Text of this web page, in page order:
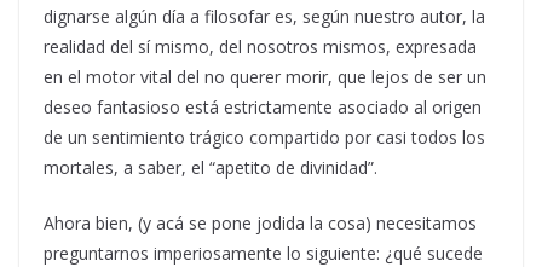
dignarse algún día a filosofar es, según nuestro autor, la
realidad del sí mismo, del nosotros mismos, expresada
en el motor vital del no querer morir, que lejos de ser un
deseo fantasioso está estrictamente asociado al origen
de un sentimiento trágico compartido por casi todos los
mortales, a saber, el “apetito de divinidad”.
Ahora bien, (y acá se pone jodida la cosa) necesitamos
preguntarnos imperiosamente lo siguiente: ¿qué sucede